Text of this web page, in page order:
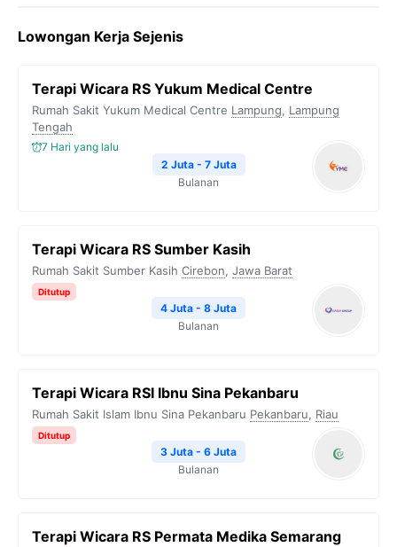
e
o
o
k
t
e
e
r
m
t
A
y
i
Lowongan Kerja Sejenis
Terapi Wicara RS Yukum Medical Centre
Rumah Sakit Yukum Medical Centre Lampung, Lampung
Tengah
7 Hari yang lalu
2 Juta - 7 Juta
Bulanan
Terapi Wicara RS Sumber Kasih
Rumah Sakit Sumber Kasih Cirebon, Jawa Barat
Ditutup
4 Juta - 8 Juta
Bulanan
Terapi Wicara RSI Ibnu Sina Pekanbaru
Rumah Sakit Islam Ibnu Sina Pekanbaru Pekanbaru, Riau
Ditutup
3 Juta - 6 Juta
Bulanan
Terapi Wicara RS Permata Medika Semarang